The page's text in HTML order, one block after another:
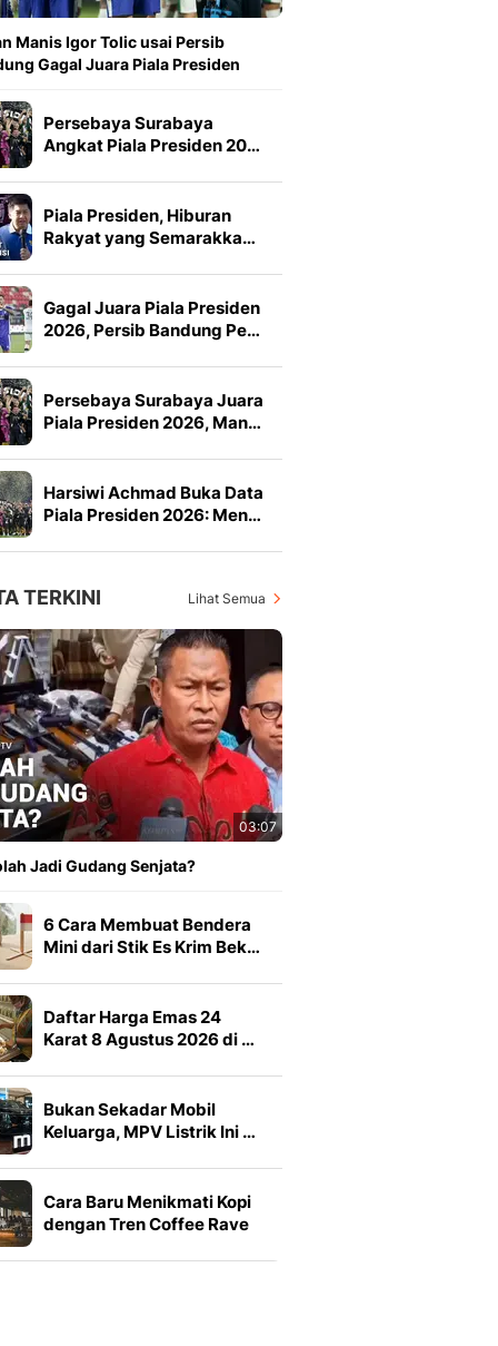
Manis Igor Tolic usai Persib
Gagal Juara Piala Presiden
Persebaya Surabaya
Angkat Piala Presiden 20…
Piala Presiden, Hiburan
Rakyat yang Semarakka…
Gagal Juara Piala Presiden
2026, Persib Bandung Pe…
Persebaya Surabaya Juara
Piala Presiden 2026, Man…
Harsiwi Achmad Buka Data
Piala Presiden 2026: Men…
TERKINI Lihat Semua
03:07
Jadi Gudang Senjata?
6 Cara Membuat Bendera
Mini dari Stik Es Krim Bek…
Daftar Harga Emas 24
Karat 8 Agustus 2026 di …
Bukan Sekadar Mobil
Keluarga, MPV Listrik Ini …
Cara Baru Menikmati Kopi
dengan Tren Coffee Rave